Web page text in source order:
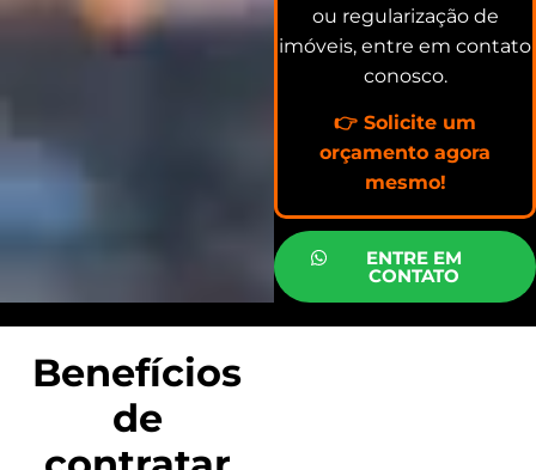
ou regularização de
imóveis, entre em contato
conosco.
👉 Solicite um
orçamento agora
mesmo!
ENTRE EM
CONTATO
Benefícios
de